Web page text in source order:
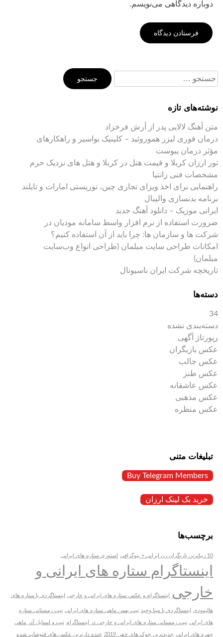
دوباره دیدگاهی می‌نویسم.
جستجو
برای:
نوشته‌های تازه
متن آهنگ لالایی پدر از آرش فرخزاد
درمان فوری لیزر هموروئید – کلینیک بواسیر و راهکارهای
مؤثر درمان یبوست
تور ارزان کربلا و قیمت هتل در کربلا و هتل های نزدیک حرم
مشخصات فنی زانتیا
راهنمایی برای اخذ ویزای تجاری چین، توریستی امارات و تایلند
برنامه بدنسازی والیبال
ایرانی موزیک – دانلود آهنگ جدید
ضرورت استفاده از نرم افزار واسط سامانه مودیان در
شرکت ها و سازمان ها: چرا باید از آن استفاده کنیم؟
امکانات طراحی سایت مبلمان (طراحی انواع وب‌سایت
مبلمان)
تاریخچه شرکت ایران ناسیونال
دسته‌ها
34
دسته‌بندی نشده
رپورتاژ آگهی
عکس بازیگران
عکس جالب
عکس طنز
عکس عاشقانه
عکس مذهبی
عکس منظره
تبلیغات متنی
Buy Telegram Members
خرید بک لینک ارزان
برچسب‌ها
10 زیباترین بازیگران زن ایرانی + بیوگرافی استوری ستاره های ایرانی
اینستاگرام ستاره های ایرانی و
خارجی
اینستاگرام و عکس ستاره های ایرانی و خارجی اینستاگردی با ستاره های
هالیوودی اینستاگردی با مینا وحید تیپ بهمن ماهی ستاره های ایرانی تیپ زمستانی ستاره
های ایرانی تیپ زمستانی ستاره های ایرانی و خارجی در اینستاگرام تیپ و استایل آذر ماهی
چهره های ایرانی جدیدترین جوک های خفن 2019 خنده دارترین عکس های فتوشاپ شده